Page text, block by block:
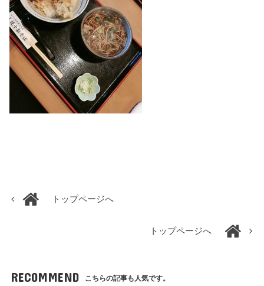
トップページへ
トップページへ
RECOMMEND こちらの記事も人気です。